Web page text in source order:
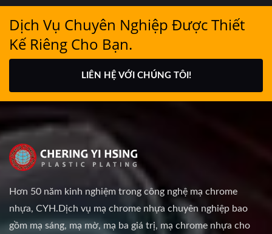
Dịch Vụ Chuyên Nghiệp Được Thiết
Kế Riêng Cho Bạn.
LIÊN HỆ VỚI CHÚNG TÔI!
Hơn 50 năm kinh nghiệm trong công nghệ mạ chrome
nhựa, CYH.Dịch vụ mạ chrome nhựa chuyên nghiệp bao
gồm mạ sáng, mạ mờ, mạ ba giá trị, mạ chrome nhựa cho